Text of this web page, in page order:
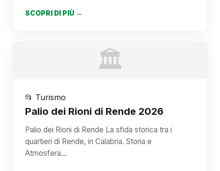
SCOPRI DI PIÙ →
🏛️
📂 Turismo
Palio dei Rioni di Rende 2026
Palio dei Rioni di Rende La sfida storica tra i
quartieri di Rende, in Calabria. Storia e
Atmosfera…